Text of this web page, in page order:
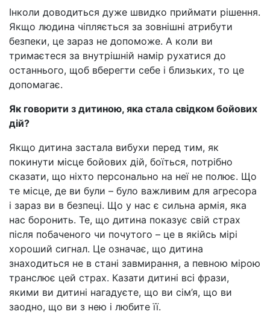
Інколи доводиться дуже швидко приймати рішення.
Якщо людина чіпляється за зовнішні атрибути
безпеки, це зараз не допоможе. А коли ви
тримаєтеся за внутрішній намір рухатися до
останнього, щоб вберегти себе і близьких, то це
допомагає.
Як говорити з дитиною, яка стала свідком бойових
дій?
Якщо дитина застала вибухи перед тим, як
покинути місце бойових дій, боїться, потрібно
сказати, що ніхто персонально на неї не полює. Що
те місце, де ви були – було важливим для агресора
і зараз ви в безпеці. Що у нас є сильна армія, яка
нас боронить. Те, що дитина показує свій страх
після побаченого чи почутого – це в якійсь мірі
хороший сигнал. Це означає, що дитина
знаходиться не в стані завмирання, а певною мірою
транслює цей страх. Казати дитині всі фрази,
якими ви дитині нагадуєте, що ви сім’я, що ви
заодно, що ви з нею і любите її.